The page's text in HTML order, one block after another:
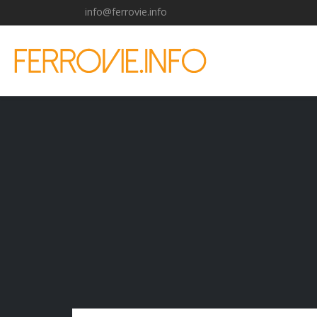
info@ferrovie.info